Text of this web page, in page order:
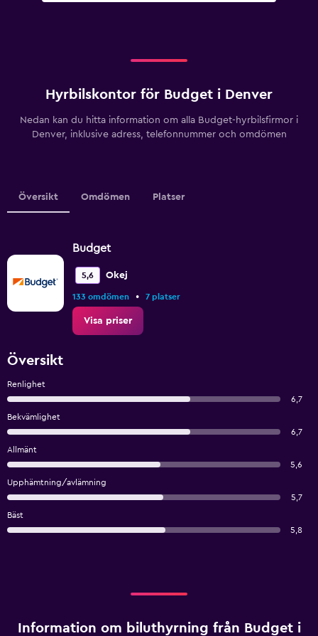
Hyrbilskontor för Budget i Denver
Nedan kan du hitta information om alla Budget-hyrbilsfirmor i
Denver, inklusive adress, telefonnummer och omdömen
Översikt Omdömen Platser
Budget
5,6 Okej
133 omdömen • 7 platser
Visa priser
Översikt
Renlighet
6,7
Bekvämlighet
6,7
Allmänt
5,6
Upphämtning/avlämning
5,7
Bäst
5,8
Information om biluthyrning från Budget i